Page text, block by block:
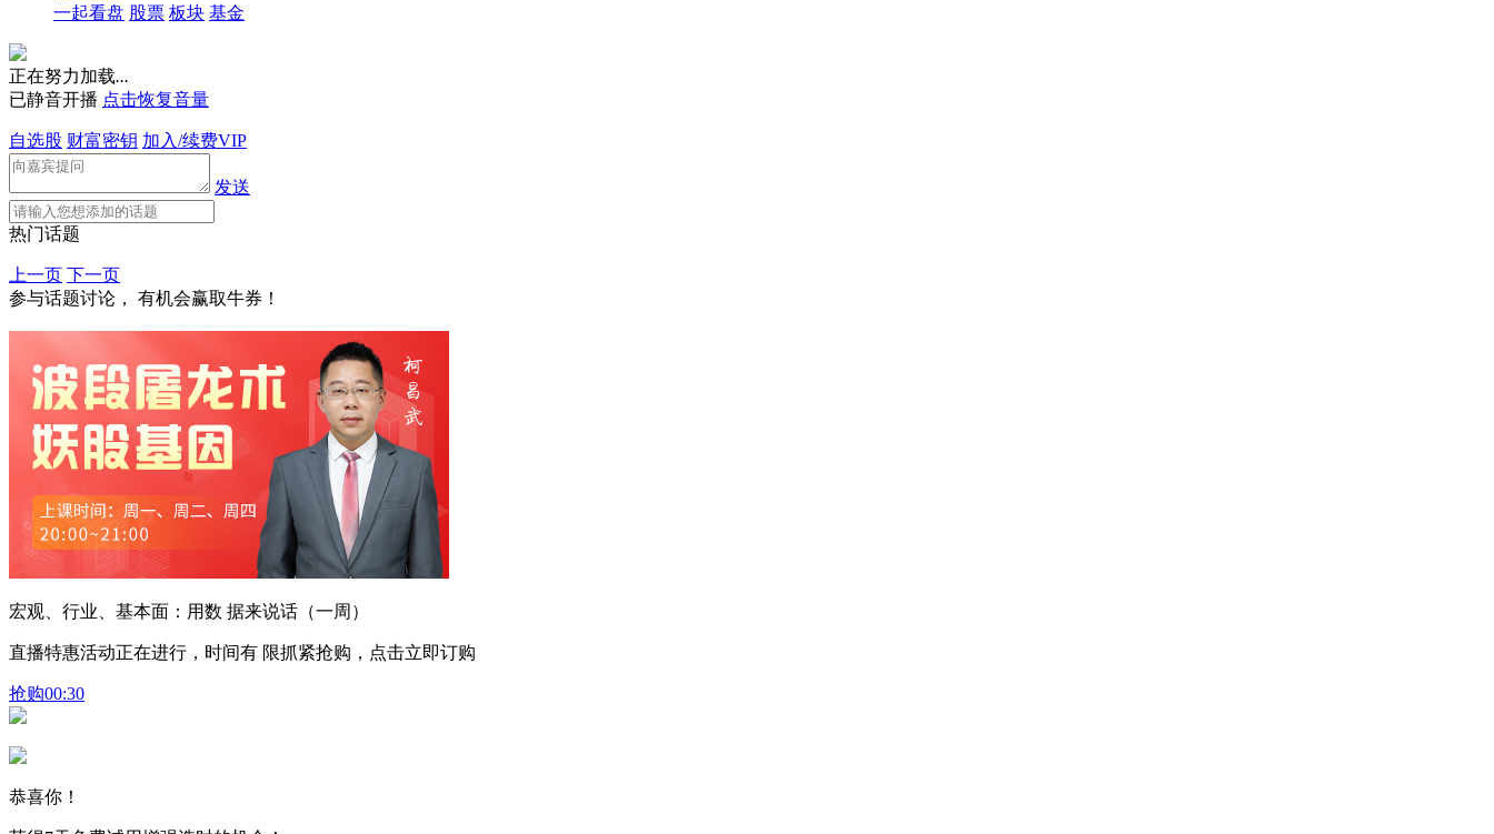
一起看盘 股票 板块 基金
正在努力加载...
已静音开播 点击恢复音量
自选股 财富密钥 加入/续费VIP
发送
热门话题
上一页 下一页
参与话题讨论， 有机会赢取牛券！
宏观、行业、基本面：用数 据来说话（一周）
直播特惠活动正在进行，时间有 限抓紧抢购，点击立即订购
抢购00:30
恭喜你！